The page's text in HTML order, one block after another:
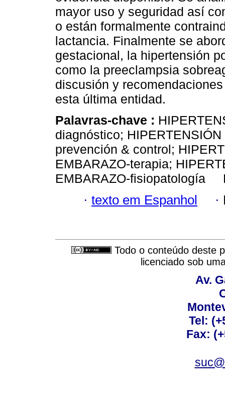
mayor uso y seguridad así
o están formalmente
lactancia. Finalmente se
gestacional, la hipertensión
como la preeclampsia
discusión y
esta última entidad.
Palavras-chave :
diagnóstico;
prevención & control;
EMBARAZO-terapia;
EMBARAZO-fisiopatología
· texto em Espanhol ·
Todo o conteúdo deste
licenciado sob
Av.
Tel:
Fax: